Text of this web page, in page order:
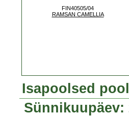
FIN40505/04
RAMSAN CAMELLIA
Isapoolsed
Sünnikuupäev: